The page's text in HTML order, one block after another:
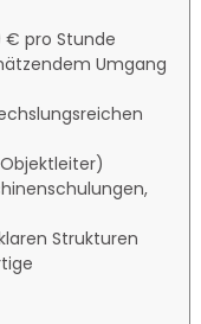
€ pro Stunde
Umgang
Strukturen